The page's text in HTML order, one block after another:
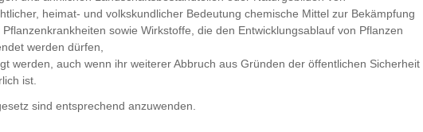
heimat- und volkskundlicher Bedeutung chemische Mittel zur Bekämpfung
sowie Wirkstoffe, die den Entwicklungsablauf von Pflanzen
werden dürfen,
werden, auch wenn ihr weiterer Abbruch aus Gründen der öffentlichen Sicherheit
ist.
sind entsprechend anzuwenden.